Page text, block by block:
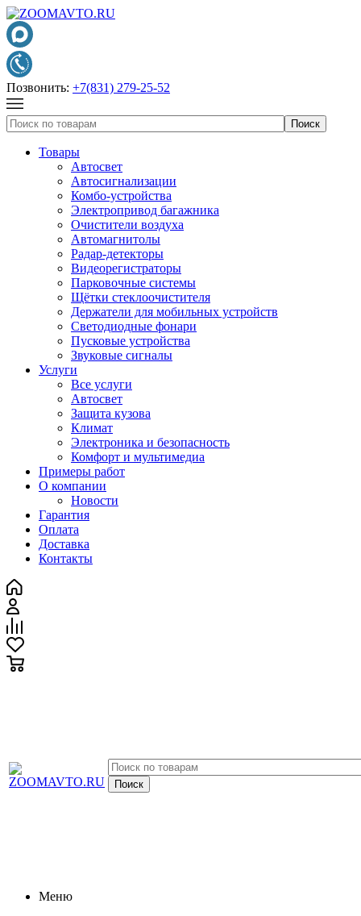
Позвонить: +7(831) 279-25-52
Товары
Автосвет
Автосигнализации
Комбо-устройства
Электропривод багажника
Очистители воздуха
Автомагнитолы
Радар-детекторы
Видеорегистраторы
Парковочные системы
Щётки стеклоочистителя
Держатели для мобильных устройств
Светодиодные фонари
Пусковые устройства
Звуковые сигналы
Услуги
Все услуги
Автосвет
Защита кузова
Климат
Электроника и безопасность
Комфорт и мультимедиа
Примеры работ
О компании
Новости
Гарантия
Оплата
Доставка
Контакты
Меню